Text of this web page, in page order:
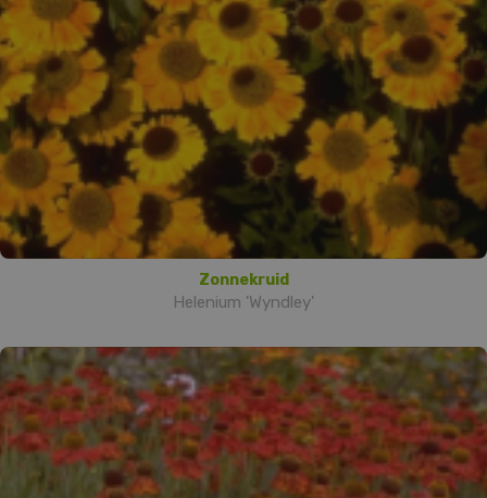
Zonnekruid
Helenium 'Wyndley'